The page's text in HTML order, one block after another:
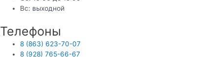
Вс: выходной
Телефоны
8 (863) 623-70-07
8 (928) 765-66-67